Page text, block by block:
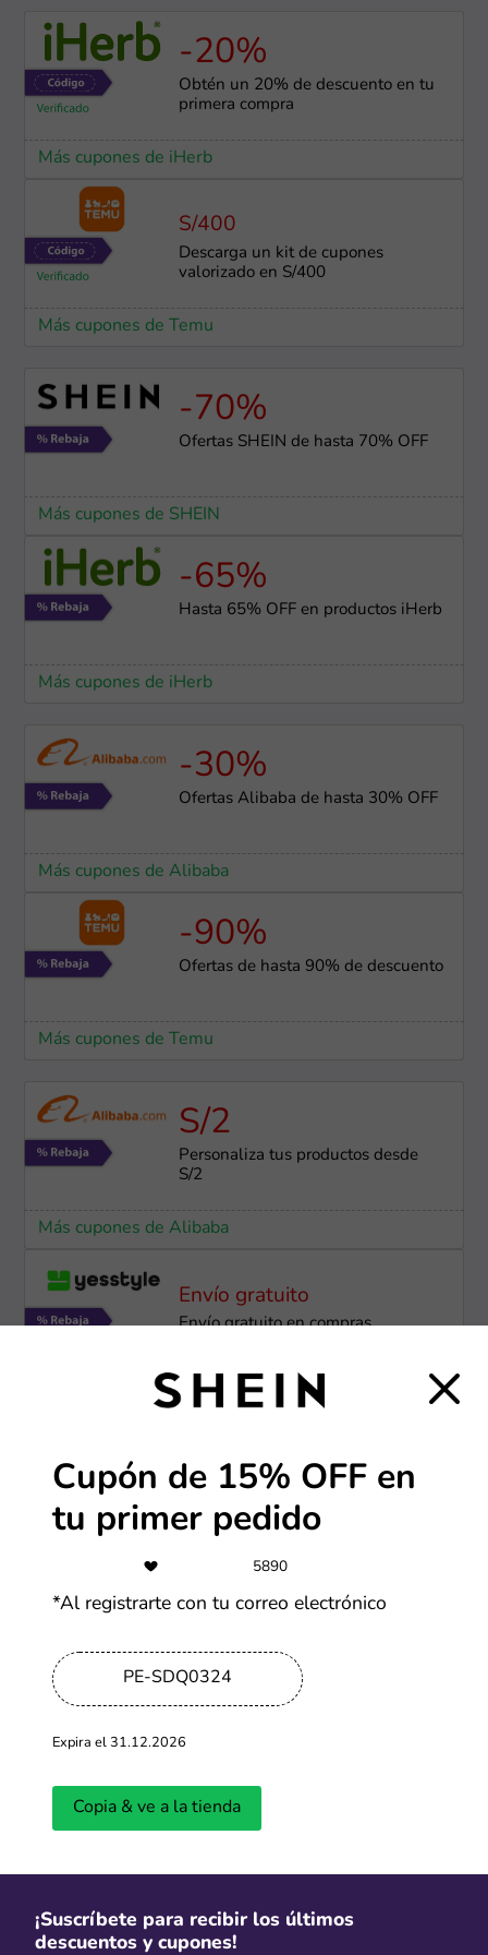
-20%
Obtén un 20% de descuento en tu
primera compra
Más cupones de iHerb
S/400
Descarga un kit de cupones
valorizado en S/400
Más cupones de Temu
-70%
Ofertas SHEIN de hasta 70% OFF
Más cupones de SHEIN
-65%
Hasta 65% OFF en productos iHerb
Más cupones de iHerb
-30%
Ofertas Alibaba de hasta 30% OFF
Más cupones de Alibaba
-90%
Ofertas de hasta 90% de descuento
Más cupones de Temu
S/2
Personaliza tus productos desde
S/2
Más cupones de Alibaba
Envío gratuito
Envío gratuito en compras
Más cupones de YesStyle
-70%
Hasta 70% de descuento en
productos seleccionados
-50%
TiendaMia descuentos y ofertas
Más cupones de Tiendamia
Más cupones de Tiendamia
Cupón de 15% OFF en
tu primer pedido
5890
*Al registrarte con tu correo electrónico
PE-SDQ0324
Expira el 31.12.2026
Copia & ve a la tienda
¡Suscríbete para recibir los últimos
descuentos y cupones!